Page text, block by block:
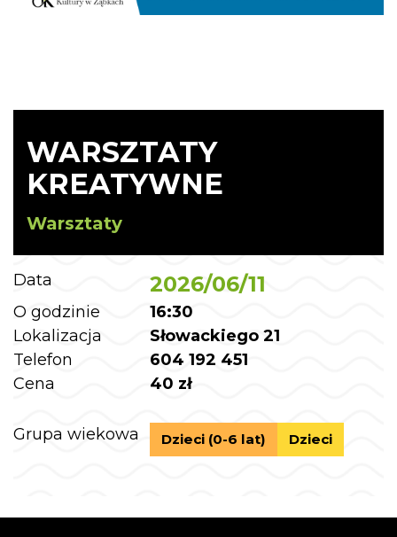
WARSZTATY
KREATYWNE
Warsztaty
Data 2026/06/11
O godzinie
16:30
Lokalizacja
Słowackiego 21
Telefon
604 192 451
Cena
40 zł
Grupa wiekowa Dzieci (0-6 lat) Dzieci